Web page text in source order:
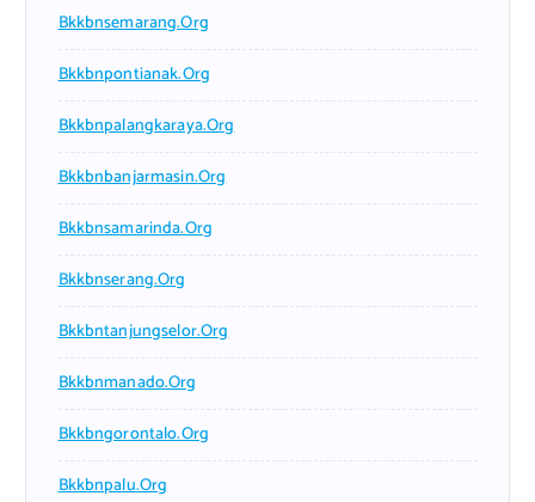
Bkkbnsemarang.org
Bkkbnpontianak.org
Bkkbnpalangkaraya.org
Bkkbnbanjarmasin.org
Bkkbnsamarinda.org
Bkkbnserang.org
Bkkbntanjungselor.org
Bkkbnmanado.org
Bkkbngorontalo.org
Bkkbnpalu.org